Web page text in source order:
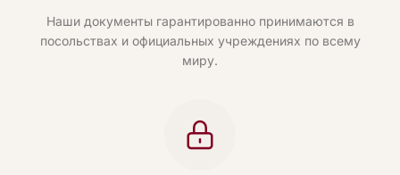
Наши документы гарантированно принимаются в
посольствах и официальных учреждениях по всему
миру.